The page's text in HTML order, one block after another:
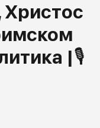
Христос
|🎙